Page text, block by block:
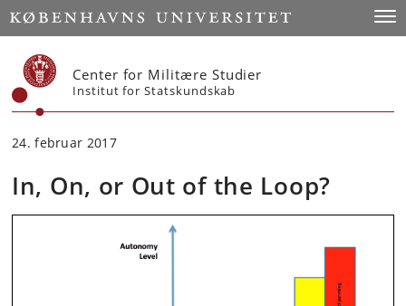
Start
Center for Militære Studier
Institut for Statskundskab
24. februar 2017
In, On, or Out of the Loop?